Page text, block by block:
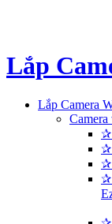
Lắp
Lắp Camera
✰
✰
✰
✰